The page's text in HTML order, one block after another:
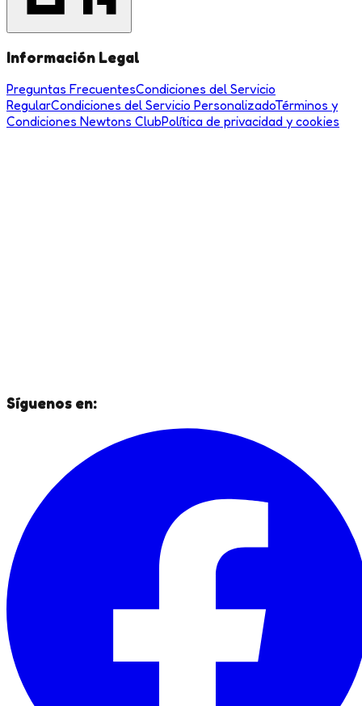
Información Legal
Preguntas FrecuentesCondiciones del Servicio
RegularCondiciones del Servicio PersonalizadoTérminos y
Condiciones Newtons ClubPolítica de privacidad y cookies
Síguenos en: